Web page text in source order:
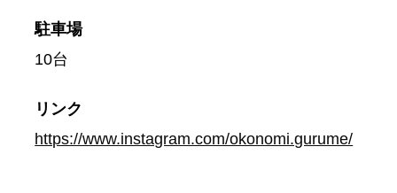
駐車場
10台
リンク
https://www.instagram.com/okonomi.gurume/